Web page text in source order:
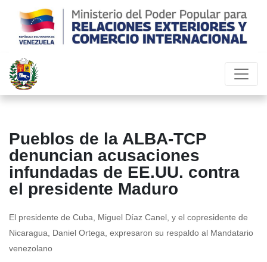
Pueblos de la ALBA-TCP
denuncian acusaciones
infundadas de EE.UU. contra
el presidente Maduro
El presidente de Cuba, Miguel Díaz Canel, y el copresidente de
Nicaragua, Daniel Ortega, expresaron su respaldo al Mandatario
venezolano